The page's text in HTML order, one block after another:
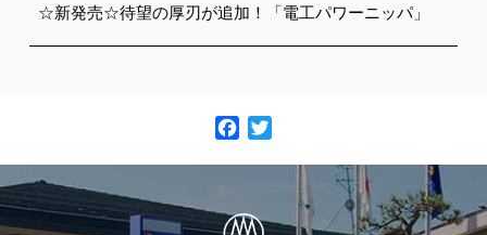
☆新発売☆待望の厚刃が追加！「電工パワーニッパ」
b
t